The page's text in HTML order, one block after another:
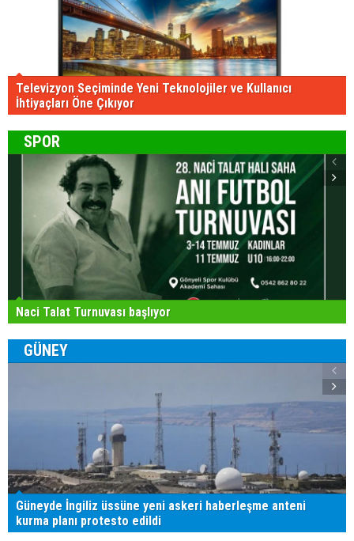
Televizyon Seçiminde Yeni Teknolojiler ve Kullanıcı
İhtiyaçları Öne Çıkıyor
SPOR
Naci Talat Turnuvası başlıyor
GÜNEY
Güneyde İngiliz üssüne yeni askeri haberleşme anteni
kurma planı protesto edildi